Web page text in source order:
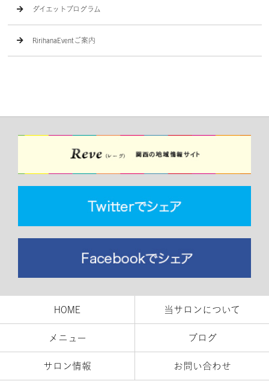
ダイエットプログラム
RirihanaEventご案内
HOME 当サロンについて
メニュー ブログ
サロン情報 お問い合わせ